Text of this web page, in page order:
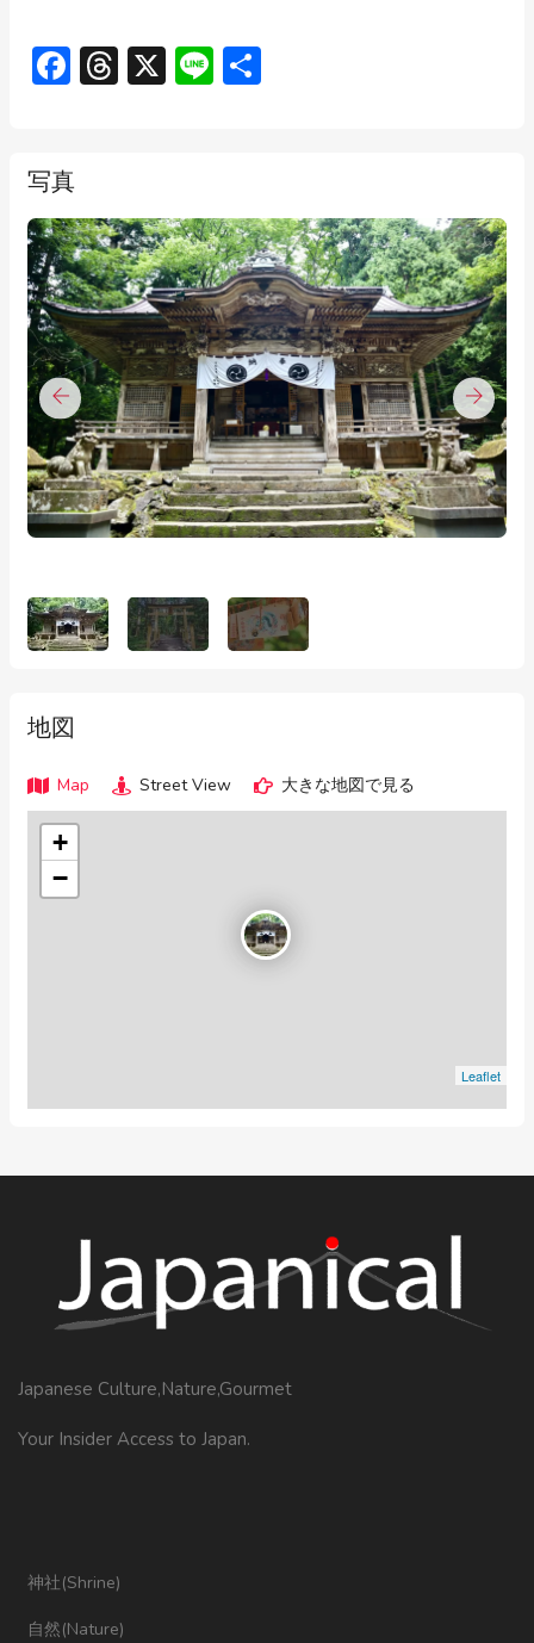
Facebook
Threads
X Line
写真
地図
Map Street View 大きな地図で見る
+
−
Leaflet
Japanese Culture,Nature,Gourmet
Your Insider Access to Japan.
神社(Shrine)
自然(Nature)